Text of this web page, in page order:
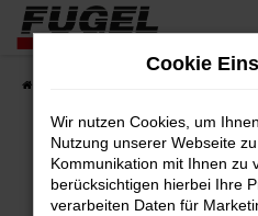
Zum
Hauptinhalt
springen
Fehler:
Cookie
Wir nutzen Cookies, um
Nutzung unserer Webseite
Kommunikation mit Ihnen zu
berücksichtigen hierbei Ihre
verarbeiten Daten für